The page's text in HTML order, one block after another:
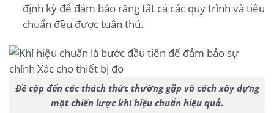
định kỳ để đảm bảo rằng tất cả các quy trình và tiêu
chuẩn đều được tuân thủ.
Đề cập đến các thách thức thường gặp và cách xây dựng
một chiến lược khí hiệu chuẩn hiệu quả.